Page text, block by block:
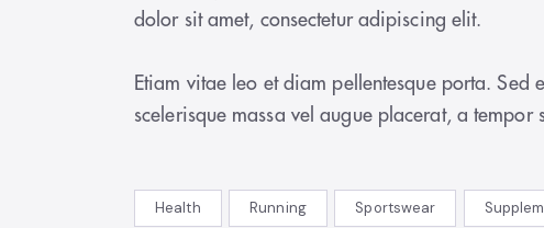
dolor sit amet, consectetur adipiscing elit.
Etiam vitae leo et diam pellentesque porta. Sed
scelerisque massa vel augue placerat, a
Health Running Sportswear